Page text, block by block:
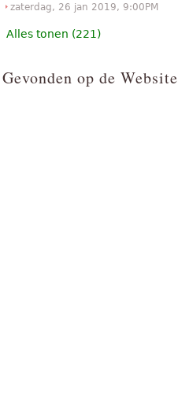
zaterdag, 26 jan 2019, 9:00PM
Alles tonen (221)
Gevonden op de Website